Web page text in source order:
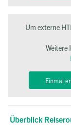
Um externe
Weitere
Einmal
Überblick